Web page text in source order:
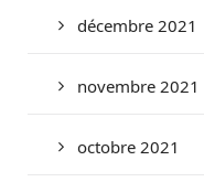
décembre 2021
novembre 2021
octobre 2021